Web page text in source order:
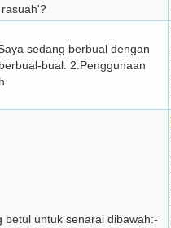
sedang berbual dengan
bual. 2.Penggunaan
untuk senarai dibawah:-